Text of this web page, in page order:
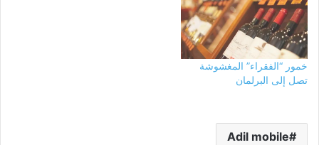
خمور “الفقراء” المغشوشة
تصل إلى البرلمان
Adil mobile